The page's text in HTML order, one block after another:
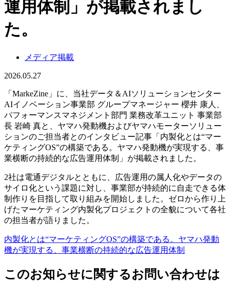
運用体制」が掲載されまし
た。
メディア掲載
2026.05.27
「MarkeZine」に、当社データ＆AIソリューションセンター
AIイノベーション事業部 グループマネージャー 櫻井 康人、
パフォーマンスマネジメント部門 業務改革ユニット 事業部
長 岩崎 真と、ヤマハ発動機およびヤマハモーターソリュー
ションのご担当者とのインタビュー記事「内製化とは“マー
ケティングOS”の構築である。ヤマハ発動機が実現する、事
業横断の持続的な広告運用体制」が掲載されました。
2社は電通デジタルとともに、広告運用の属人化やデータの
サイロ化という課題に対し、事業部が持続的に自走できる体
制作りを目指して取り組みを開始しました。ゼロから作り上
げたマーケティング内製化プロジェクトの全貌について各社
の担当者が語りました。
内製化とは“マーケティングOS”の構築である。ヤマハ発動
機が実現する、事業横断の持続的な広告運用体制
このお知らせに関するお問い合わせは